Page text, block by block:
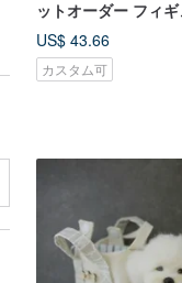
ットオーダー フィ
feiwa霏娃手作
US$ 43.66
カスタム可